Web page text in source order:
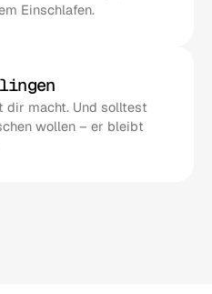
Einschlafen.
dir macht. Und solltest
wollen – er bleibt